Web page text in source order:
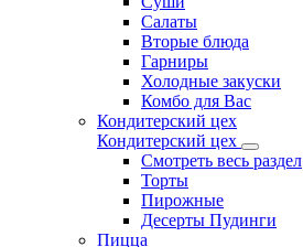
Салаты
Вторые блюда
Гарниры
Холодные закуски
Комбо для Вас
Кондитерский цех
Кондитерский цех
Смотреть весь раздел
Торты
Пирожные
Десерты Пудинги
Пицца